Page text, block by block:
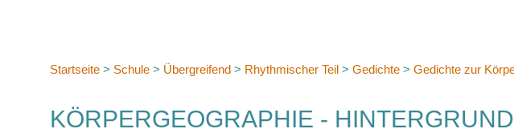
Startseite > Schule > Übergreifend > Rhythmischer Teil > Gedichte > Gedichte zur
KÖRPERGEOGRAPHIE - HINTERGRUND